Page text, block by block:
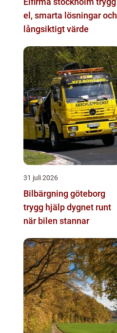
el, smarta lösningar och
långsiktigt värde
31 juli 2026
Bilbärgning göteborg
trygg hjälp dygnet runt
när bilen stannar